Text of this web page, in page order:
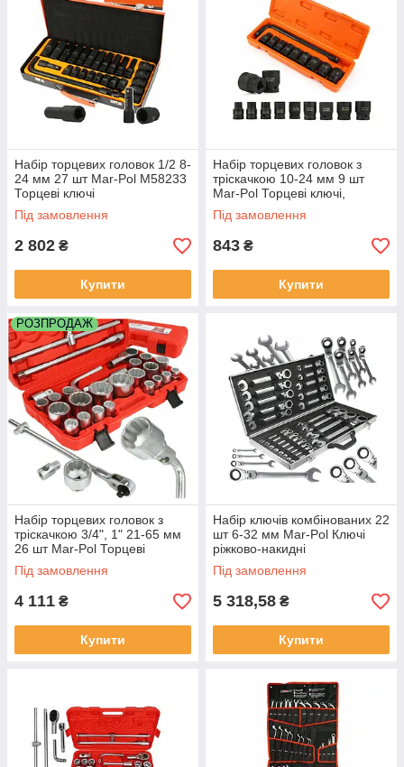
Набір торцевих головок 1/2 8-
24 мм 27 шт Mar-Pol M58233
Торцеві ключі
Під замовлення
2 802 ₴
Купити
Набір торцевих головок з
тріскачкою 10-24 мм 9 шт
Mar-Pol Торцеві ключі,
головки
Під замовлення
843 ₴
Купити
РОЗПРОДАЖ
Набір торцевих головок з
тріскачкою 3/4", 1" 21-65 мм
26 шт Mar-Pol Торцеві
ключі,головки
Під замовлення
4 111 ₴
Купити
Набір ключів комбінованих 22
шт 6-32 мм Mar-Pol Ключі
ріжково-накидні
Під замовлення
5 318,58 ₴
Купити